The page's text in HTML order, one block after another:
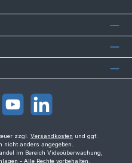
YouTubeLinkedIn
zzgl. Versandkosten und ggf.
nicht anders angegeben.
im Bereich Videoüberwachung,
- Alle Rechte vorbehalten.